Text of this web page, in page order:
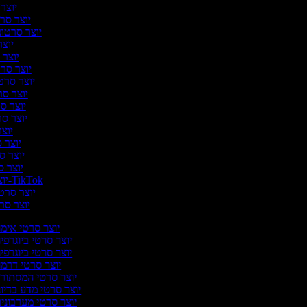
יוצר
יוצר
יוצר
יוצר
יוצר
יוצר
יוצר
יוצר
יוצר
יוצר
יוצר
יוצר סרטונים ל-TikTok
יוצר
יוצר
יוצר סרטי
יוצר סרטי
יוצר סרטי
יוצר סרטי
יוצר סרטי
יוצר סרטי מדע
יוצר סרטי